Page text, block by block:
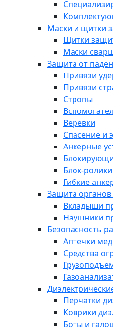
Маски и щитки
Щитки
Маски
Защита от
Привязи
Привязи
Стропы
Веревки
Спасение и
Анкерные
Блок-ролики
Гибкие
Защита органов
Вкладыши
Наушники
Безопасность
Аптечки
Средства
Перчатки
Коврики
Боты и